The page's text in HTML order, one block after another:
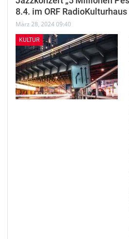
8.4. im ORF
März 28, 2024 09:40
KULTUR